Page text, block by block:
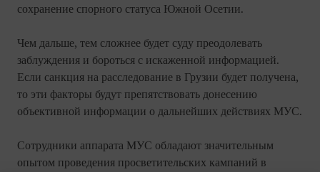
сохранение спорного статуса Южной Осетии.
Чем дальше, тем сложнее будет суду преодолевать
заблуждения и бороться с искаженной информацией.
Если санкция на расследование в Грузии будет получена,
то эти факторы будут препятствовать донесению
объективной информации о дальнейших действиях МУС.
Сотрудники аппарата МУС обладают значительным
опытом проведения просветительских кампаний в